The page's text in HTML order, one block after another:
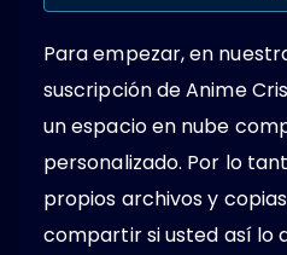
Para empezar, en
suscripción de Anime
un espacio en nube
personalizado. Por lo
propios archivos y
compartir si usted así lo